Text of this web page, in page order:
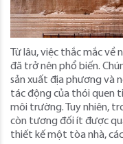
Từ lâu, việc thắc mắc
đã trở nên phổ biến.
sản xuất địa phương và
tác động của thói quen
môi trường. Tuy nhiên,
còn tương đối ít được
thiết kế một tòa nhà,